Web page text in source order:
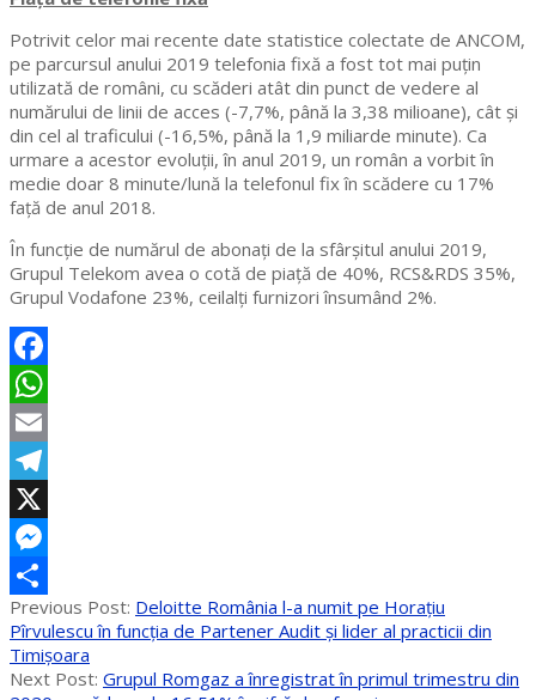
Potrivit celor mai recente date statistice colectate de ANCOM,
pe parcursul anului 2019 telefonia fixă a fost tot mai puțin
utilizată de români, cu scăderi atât din punct de vedere al
numărului de linii de acces (-7,7%, până la 3,38 milioane), cât și
din cel al traficului (-16,5%, până la 1,9 miliarde minute). Ca
urmare a acestor evoluții, în anul 2019, un român a vorbit în
medie doar 8 minute/lună la telefonul fix în scădere cu 17%
față de anul 2018.
În funcție de numărul de abonați de la sfârșitul anului 2019,
Grupul Telekom avea o cotă de piață de 40%, RCS&RDS 35%,
Grupul Vodafone 23%, ceilalți furnizori însumând 2%.
Facebook
WhatsApp
Email
Telegram
X
Messenger
Partajează
2020-
05-
19
Previous Post: Deloitte România l-a numit pe Horațiu
Pîrvulescu în funcția de Partener Audit și lider al practicii din
Timișoara
Next Post: Grupul Romgaz a înregistrat în primul trimestru din